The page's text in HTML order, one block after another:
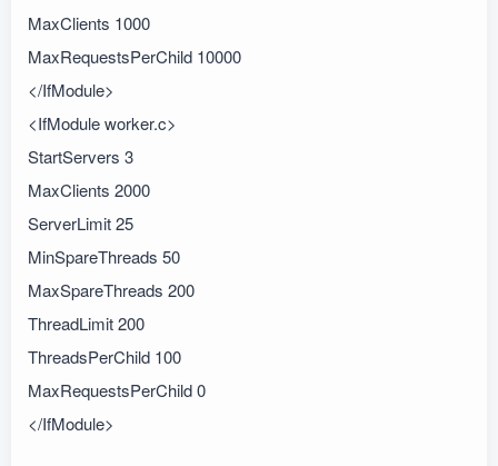
MaxClients 1000
MaxRequestsPerChild 10000
</IfModule>
<IfModule worker.c>
StartServers 3
MaxClients 2000
ServerLimit 25
MinSpareThreads 50
MaxSpareThreads 200
ThreadLimit 200
ThreadsPerChild 100
MaxRequestsPerChild 0
</IfModule>